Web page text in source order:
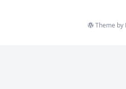
Theme by